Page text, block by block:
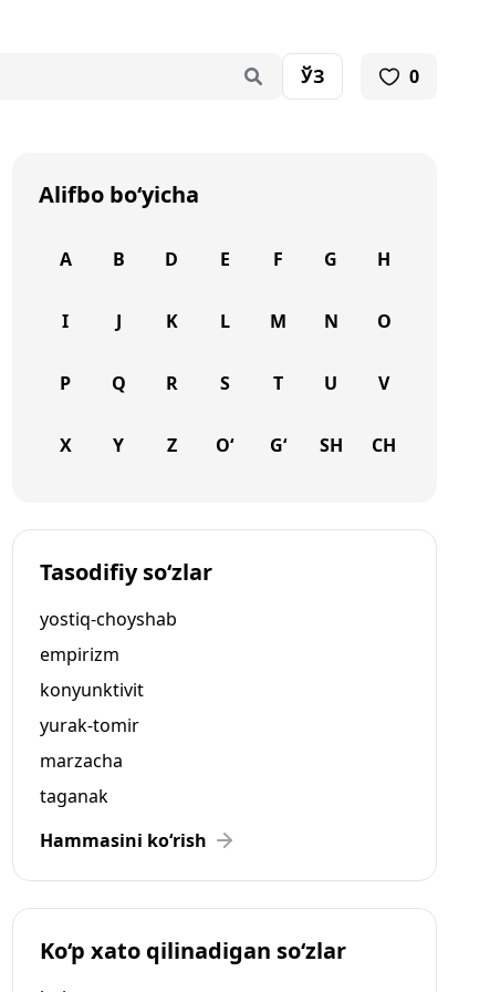
ЎЗ 0
Alifbo bo‘yicha
A B D E F G H
I J K L M N O
P Q R S T U V
X Y Z O‘ G‘ SH CH
Tasodifiy so‘zlar
yostiq-choyshab
empirizm
konyunktivit
yurak-tomir
marzacha
taganak
Hammasini ko‘rish
Ko‘p xato qilinadigan so‘zlar